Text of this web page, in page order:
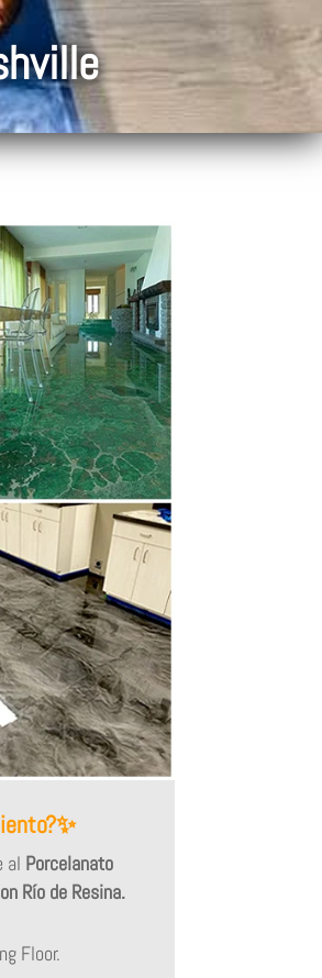
al Porcelanato
Río de Resina.
Floor.